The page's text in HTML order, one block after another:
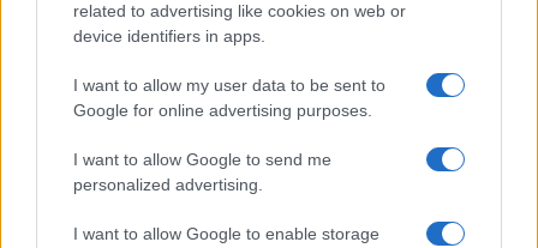
related to advertising like cookies on web or
device identifiers in apps.
I want to allow my user data to be sent to
Google for online advertising purposes.
I want to allow Google to send me
personalized advertising.
I want to allow Google to enable storage
della sanità, per di più in tempi di emergenza? E
tutto in pochi mesi? I miracoli non li fa nessuno,
se un sistema è cortocircuitato puoi metterci le
pezze che vuoi ma non lo risani.
#GOVERNO DRAGHI #MARIO DRAGHI